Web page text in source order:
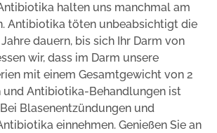
halten uns manchmal am
Antibiotika töten unbeabsichtigt die
dauern, bis sich Ihr Darm von
wir, dass im Darm unsere
mit einem Gesamtgewicht von 2
und Antibiotika-Behandlungen ist
Blasenentzündungen und
einnehmen. Genießen Sie an